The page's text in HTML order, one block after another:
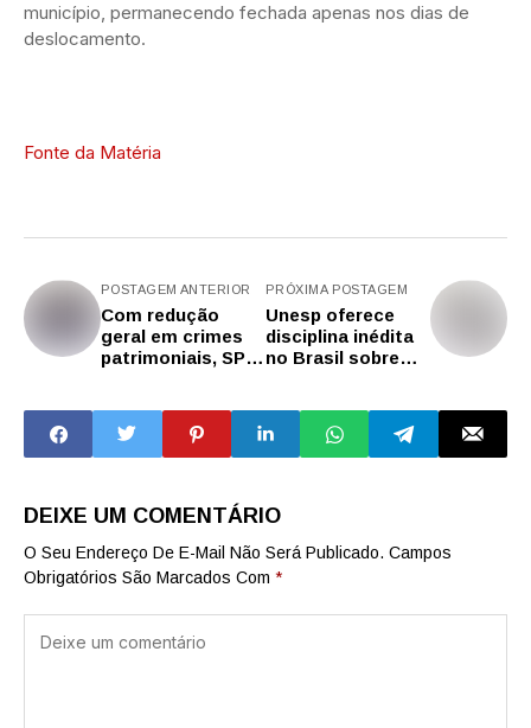
município, permanecendo fechada apenas nos dias de
deslocamento.
Fonte da Matéria
POSTAGEM ANTERIOR
Com redução
geral em crimes
patrimoniais, SP
da série histórica
em janeiro
PRÓXIMA POSTAGEM
Unesp oferece
disciplina inédita
no Brasil sobre
contexto forense
DEIXE UM COMENTÁRIO
O Seu Endereço De E-Mail Não Será Publicado. Campos
Obrigatórios São Marcados Com *